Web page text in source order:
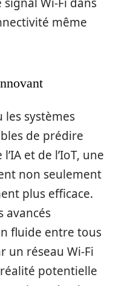
même
systèmes
de prédire
et de l’IoT, une
non seulement
plus efficace.
avancés
fluide entre tous
un réseau Wi-Fi
potentielle